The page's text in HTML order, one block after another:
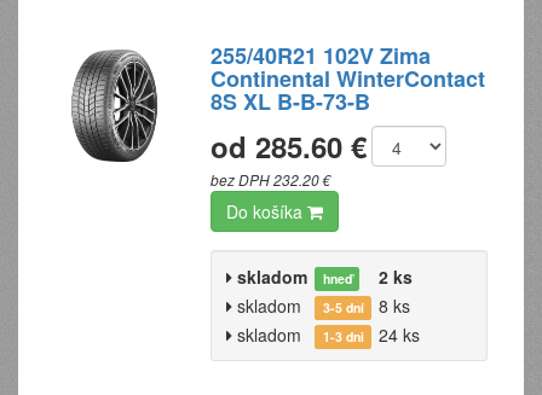
255/40R21 102V Zima
Continental WinterContact
8S XL B-B-73-B
od 285.60 €
bez DPH 232.20 €
Do košíka
skladom hneď
2 ks
skladom
3-5 dní
8 ks
skladom
1-3 dni 24 ks